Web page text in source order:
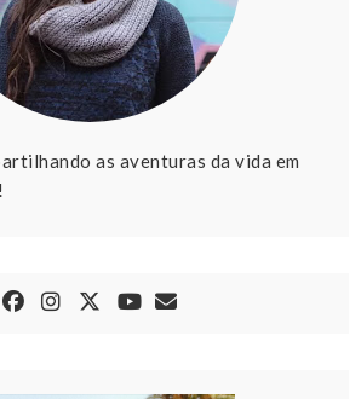
as aventuras da vida em